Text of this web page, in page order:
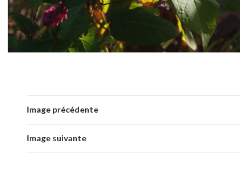
Image précédente
Image suivante